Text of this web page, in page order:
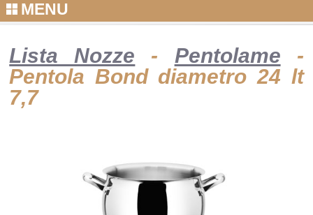
MENU
Lista Nozze - Pentolame -
Pentola Bond diametro 24 lt
7,7